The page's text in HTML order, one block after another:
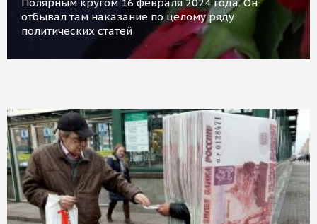
Полярным кругом 16 февраля 2024 года. Он
отбывал там наказание по целому ряду
политических статей